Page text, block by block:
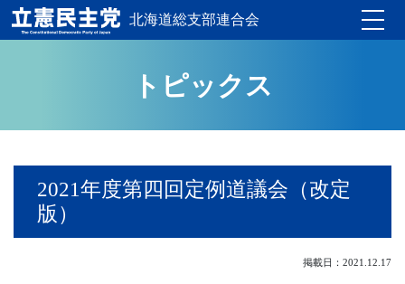
北海道総支部連合会
トピックス
2021年度第四回定例道議会（改定
版）
掲載日：2021.12.17